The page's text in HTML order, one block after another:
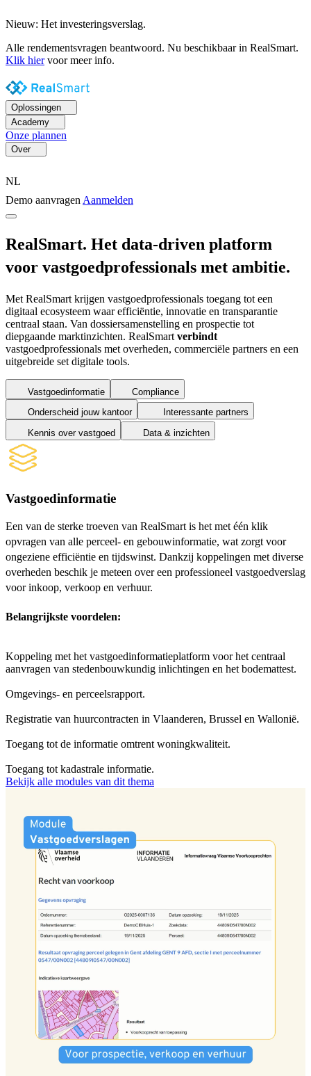
Nieuw: Het investeringsverslag.
Alle rendementsvragen beantwoord. Nu beschikbaar in RealSmart.
Klik hiervoor meer info.
Oplossingen
Academy
Onze plannen
Over
NL
Demo aanvragen Aanmelden
RealSmart. Het data-driven platform
voor vastgoedprofessionals met ambitie.
Met RealSmart krijgen vastgoedprofessionals toegang tot een
digitaal ecosysteem waar efficiëntie, innovatie en transparantie
centraal staan. Van dossiersamenstelling en prospectie tot
diepgaande marktinzichten. RealSmart verbindt
vastgoedprofessionals met overheden, commerciële partners en een
uitgebreide set digitale tools.
Vastgoedinformatie
Compliance
Onderscheid jouw kantoor
Interessante partners
Kennis over vastgoed
Data & inzichten
Vastgoedinformatie
Een van de sterke troeven van RealSmart is het met één klik
opvragen van alle perceel- en gebouwinformatie, wat zorgt voor
ongeziene efficiëntie en tijdswinst. Dankzij koppelingen met diverse
overheden beschik je meteen over een professioneel vastgoedverslag
voor inkoop, verkoop en verhuur.
Belangrijkste voordelen:
Koppeling met het vastgoedinformatieplatform voor het centraal
aanvragen van stedenbouwkundig inlichtingen en het bodemattest.
Omgevings- en perceelsrapport.
Registratie van huurcontracten in Vlaanderen, Brussel en Wallonië.
Toegang tot de informatie omtrent woningkwaliteit.
Toegang tot kadastrale informatie.
Bekijk alle modules van dit thema